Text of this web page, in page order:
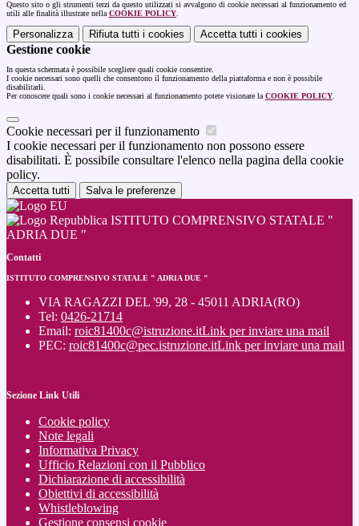
Questo sito o gli strumenti terzi da questo utilizzati si avvalgono di cookie necessari al funzionamento ed
utili alle finalità illustrate nella COOKIE POLICY
Personalizza Rifiuta tutti i cookies Accetta tutti i cookies
Gestione cookie
In questa schermata è possibile scegliere quali cookie consentire.
I cookie necessari sono quelli che consentono il funzionamento della piattaforma e non è possibile
disabilitarli.
Per conoscere quali sono i cookie necessari al funzionamento potete visionare la COOKIE POLICY
Cookie necessari per il funzionamento
I cookie necessari per il funzionamento non possono essere
disabilitati. È possibile consultare l'elenco nella pagina della cookie
policy.
Accetta tutti Salva le preferenze
ISTITUTO COMPRENSIVO STATALE "
ADRIA DUE "
Contatti
ISTITUTO COMPRENSIVO STATALE " ADRIA DUE "
VIA RAGAZZI DEL '99, 28 - 45011 ADRIA(RO)
Tel: 0426-21714
Email: roic81400c@istruzione.itLink per inviare una mail
PEC: roic81400c@pec.istruzione.itLink per inviare una mail
Sezione Link Utili
Cookie policy
Note legali
Informativa Privacy
Ufficio Relazioni con il Pubblico
Dichiarazione di accessibilità
Obiettivi di accessibilità
Whistleblowing
Gestione consensi cookie